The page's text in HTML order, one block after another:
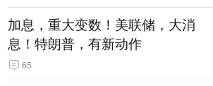
加息，重大变数！美联储，大消
息！特朗普，有新动作
65